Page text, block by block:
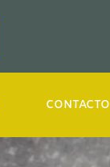
CONTACTO